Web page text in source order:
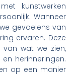
kunstwerken
Wanneer
gevoelens van
ervaren. Deze
wat we zien,
herinneringen.
op een manier